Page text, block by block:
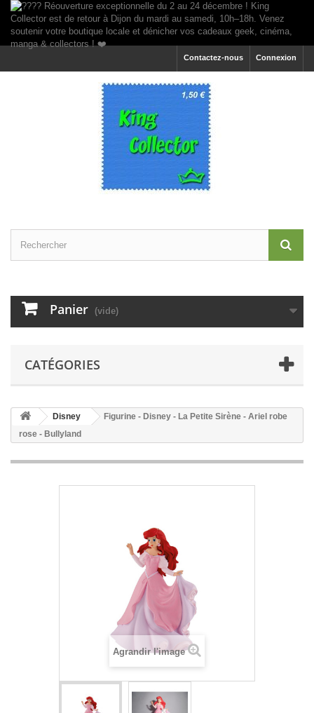
Connexion
Contactez-nous
Panier (vide)
CATÉGORIES
Disney
Figurine - Disney - La Petite Sirène - Ariel robe
rose - Bullyland
Agrandir l'image